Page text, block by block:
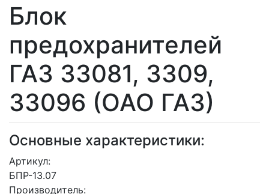
Блок
предохранителей
ГАЗ 33081, 3309,
33096 (ОАО ГАЗ)
Основные характеристики:
Артикул:
БПР-13.07
Производитель: